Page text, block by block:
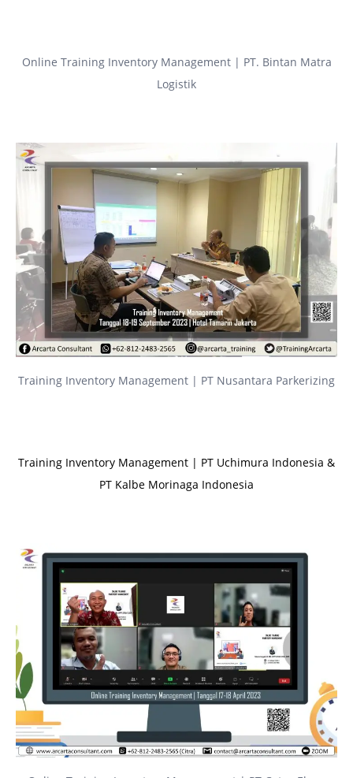
Online Training Inventory Management | PT. Bintan Matra
Logistik
Training Inventory Management | PT Nusantara Parkerizing
Training Inventory Management | PT Uchimura Indonesia &
PT Kalbe Morinaga Indonesia